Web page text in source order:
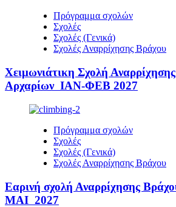
Πρόγραμμα σχολών
Σχολές
Σχολές (Γενικά)
Σχολές Αναρρίχησης Βράχου
Χειμωνιάτικη Σχολή
Αρχαρίων ΙΑΝ-ΦΕΒ 2027
Πρόγραμμα σχολών
Σχολές
Σχολές (Γενικά)
Σχολές Αναρρίχησης Βράχου
Εαρινή σχολή Αναρρίχησης
ΜΑΙ 2027